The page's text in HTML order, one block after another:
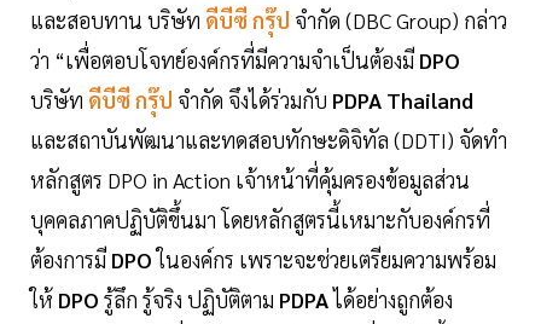
และสอบทาน บริษัท ดีบีซี กรุ๊ป จำกัด (DBC Group) กล่าว
ว่า “เพื่อตอบโจทย์องค์กรที่มีความจำเป็นต้องมี DPO
บริษัท ดีบีซี กรุ๊ป จำกัด จึงได้ร่วมกับ PDPA Thailand
และสถาบันพัฒนาและทดสอบทักษะดิจิทัล (DDTI) จัดทำ
หลักสูตร DPO in Action เจ้าหน้าที่คุ้มครองข้อมูลส่วน
บุคคลภาคปฏิบัติขึ้นมา โดยหลักสูตรนี้เหมาะกับองค์กรที่
ต้องการมี DPOในองค์กร เพราะจะช่วยเตรียมความพร้อม
ให้ DPO รู้ลึก รู้จริง ปฏิบัติตาม PDPAได้อย่างถูกต้อง